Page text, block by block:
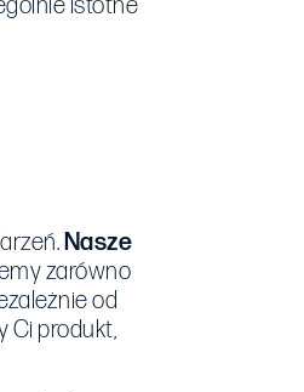
istotne
Nasze
zarówno
od
Ci produkt,